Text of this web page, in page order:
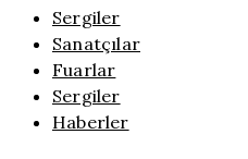
Sergiler
Sanatçılar
Fuarlar
Sergiler
Haberler